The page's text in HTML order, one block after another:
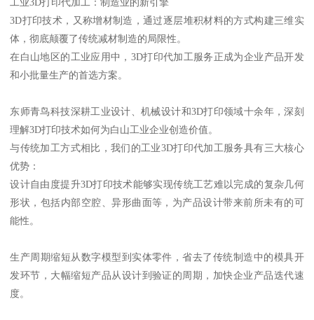
工业3D打印代加工：制造业的新引擎
3D打印技术，又称增材制造，通过逐层堆积材料的方式构建三维实
体，彻底颠覆了传统减材制造的局限性。
在白山地区的工业应用中，3D打印代加工服务正成为企业产品开发
和小批量生产的首选方案。
东师青鸟科技深耕工业设计、机械设计和3D打印领域十余年，深刻
理解3D打印技术如何为白山工业企业创造价值。
与传统加工方式相比，我们的工业3D打印代加工服务具有三大核心
优势：
设计自由度提升3D打印技术能够实现传统工艺难以完成的复杂几何
形状，包括内部空腔、异形曲面等，为产品设计带来前所未有的可
能性。
生产周期缩短从数字模型到实体零件，省去了传统制造中的模具开
发环节，大幅缩短产品从设计到验证的周期，加快企业产品迭代速
度。